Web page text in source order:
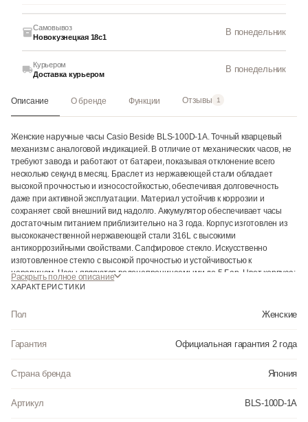
Самовывоз
Новокузнецкая 18с1
В понедельник
Курьером
Доставка курьером
В понедельник
Описание О бренде Функции Отзывы 1
Женские наручные часы Casio Beside BLS-100D-1A. Точный кварцевый
механизм с аналоговой индикацией. В отличие от механических часов, не
требуют завода и работают от батареи, показывая отклонение всего
несколько секунд в месяц. Браслет из нержавеющей стали обладает
высокой прочностью и износостойкостью, обеспечивая долговечность
даже при активной эксплуатации. Материал устойчив к коррозии и
сохраняет свой внешний вид надолго. Аккумулятор обеспечивает часы
достаточным питанием приблизительно на 3 года. Корпус изготовлен из
высококачественной нержавеющей стали 316L с высокими
антикоррозийными свойствами. Сапфировое стекло. Искусственно
изготовленное стекло с высокой прочностью и устойчивостью к
царапинам. Часы являются водонепроницаемыми до 5 Бар. Цвет корпуса:
Серебристый. Цвет циферблата: Черный. Высота (с ушками): 34.5 мм.
Раскрыть полное описание
ХАРАКТЕРИСТИКИ
Пол Женские
Гарантия Официальная гарантия 2 года
Страна бренда Япония
Артикул BLS-100D-1A